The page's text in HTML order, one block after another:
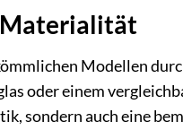
Materialität
Modellen
oder einem
sondern auch eine